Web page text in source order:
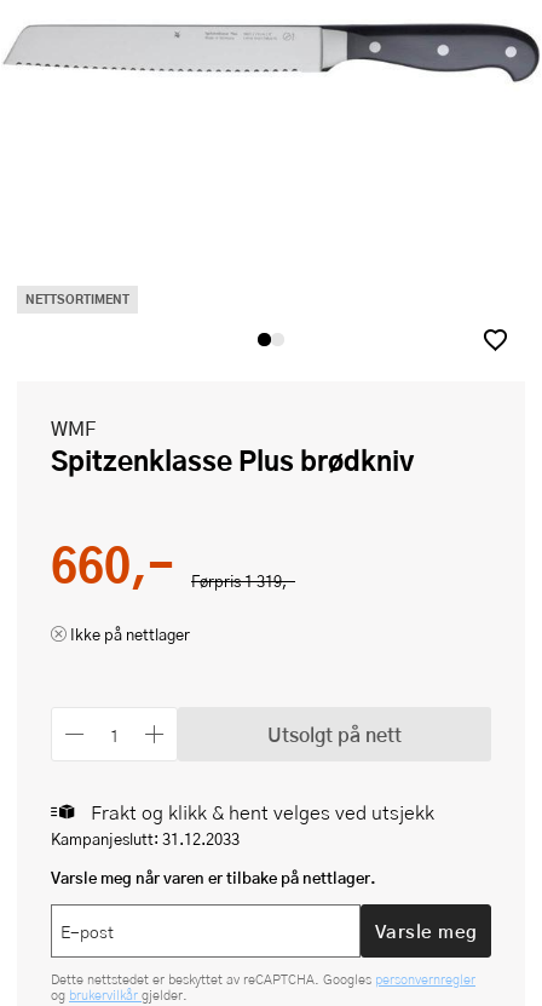
NETTSORTIMENT
WMF
Spitzenklasse Plus brødkniv
Førpris1 319,-
660,-
Ikke på nettlager
Utsolgt på nett
Frakt og klikk & hent velges ved utsjekk
Kampanjeslutt: 31.12.2033
Varsle meg når varen er tilbake på nettlager.
Varsle meg
Dette nettstedet er beskyttet av reCAPTCHA. Googles personvernregler
og brukervilkår gjelder.